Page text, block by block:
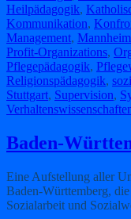
Heilpädagogik,
Kommunikation,
Management, Mannheim
Profit-Organizations,
Pflegepädagogik,
Religionspädagogik,
Stuttgart, Supervision,
Baden-
Eine Aufstellung aller
Baden-Württemberg,
Sozialarbeit und